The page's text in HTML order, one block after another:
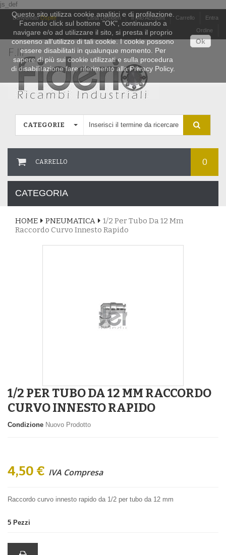
js_def
BenvenutoOspite Entra
Carrello
Il Mio Account
Lista Desideri
Ordine
CATEGORIE
CARRELLO 0
CATEGORIA
HOME PNEUMATICA
1/2 Per Tubo Da 12 Mm
Raccordo Curvo Innesto Rapido
1/2 PER TUBO DA 12 MM RACCORDO
CURVO INNESTO RAPIDO
Condizione Nuovo Prodotto
4,50 € IVA Compresa
Raccordo curvo innesto rapido da 1/2 per tubo da 12 mm
5 Pezzi
Questo sito utilizza cookie analitici e di profilazione.
Facendo click sul bottone "OK", continuando a
navigare e/o ad utilizzare il sito, si presta il proprio
consenso all'utilizzo di tali cookie. I cookie possono
essere disabilitati in qualunque momento. Per
sapere di più sui cookie utilizzati e sulla procedura
di disabilitazione fare riferimento alla Privacy Policy.
Ok